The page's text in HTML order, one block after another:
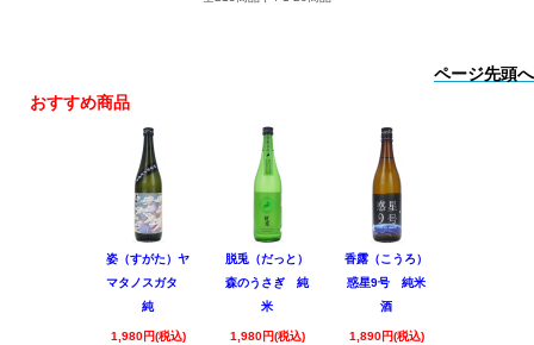
ページ先頭へ
おすすめ商品
姿（すがた）ヤ
マタノスガタ
純
1,980円(税込)
脱兎（だっと）
森のうさぎ 純
米
1,980円(税込)
香露（こうろ）
惑星9号 純米
酒
1,890円(税込)